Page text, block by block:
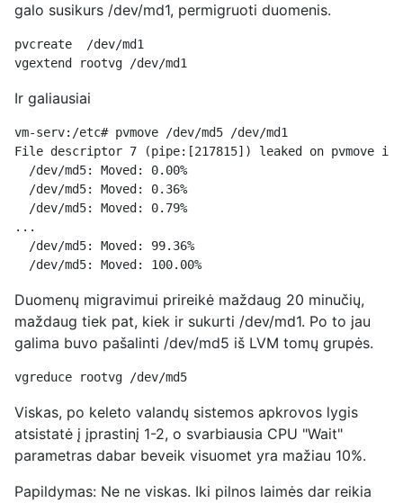
galo susikurs /dev/md1, permigruoti duomenis.
pvcreate  /dev/md1
vgextend rootvg /dev/md1
Ir galiausiai
vm-serv:/etc# pvmove /dev/md5 /dev/md1
File descriptor 7 (pipe:[217815]) leaked on pvmove
  /dev/md5: Moved: 0.00%
  /dev/md5: Moved: 0.36%
  /dev/md5: Moved: 0.79%
...
  /dev/md5: Moved: 99.36%
  /dev/md5: Moved: 100.00%
Duomenų migravimui prireikė maždaug 20 minučių,
maždaug tiek pat, kiek ir sukurti /dev/md1. Po to jau
galima buvo pašalinti /dev/md5 iš LVM tomų grupės.
vgreduce rootvg /dev/md5
Viskas, po keleto valandų sistemos apkrovos lygis
atsistatė į įprastinį 1-2, o svarbiausia CPU "Wait"
parametras dabar beveik visuomet yra mažiau 10%.
Papildymas: Ne ne viskas. Iki pilnos laimės dar reikia